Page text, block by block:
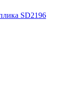
SD2196